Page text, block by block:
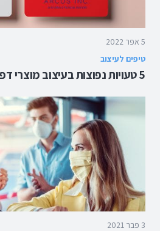
טיפים לעיצוב
5 אפר 2022
5 טעויות נפוצות בעיצוב מוצרי דפוס לעסק
3 פבר 2021